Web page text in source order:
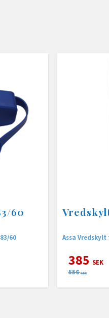
60
60 Assa
385 SEK
556 SEK